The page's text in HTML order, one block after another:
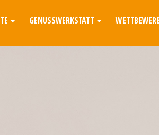
GENUSSWERKSTATT